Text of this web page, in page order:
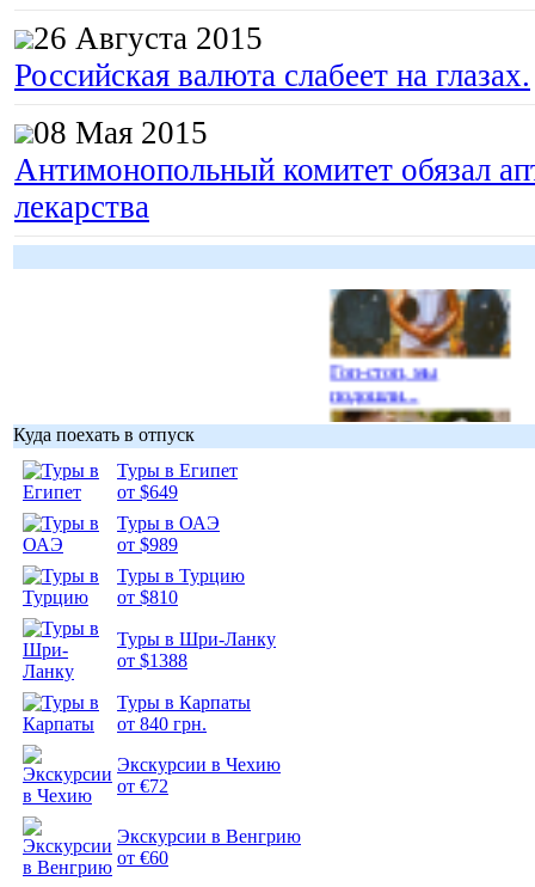
26 Августа 2015
Российская валюта слабеет на глазах.
08 Мая 2015
Антимонопольный комитет обязал
лекарства
Гоп-стоп, мы
подошли...
Куда поехать в отпуск
Туры в Египет
от $649
Туры в ОАЭ
от $989
Туры в Турцию
от $810
Туры в Шри-Ланку
от $1388
Туры в Карпаты
от 840 грн.
Экскурсии в Чехию
от €72
Экскурсии в Венгрию
от €60